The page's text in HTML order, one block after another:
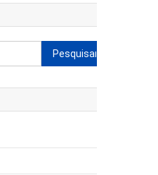
Pesquisar
por: